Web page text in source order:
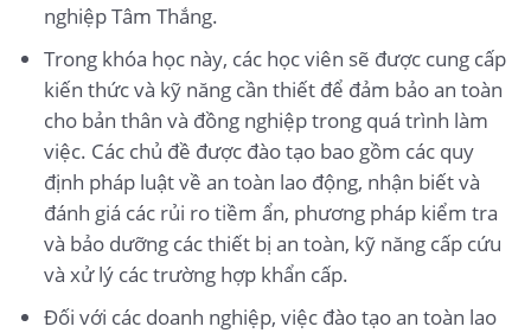
nghiệp Tâm Thắng.
Trong khóa học này, các học viên sẽ được cung cấp
kiến thức và kỹ năng cần thiết để đảm bảo an toàn
cho bản thân và đồng nghiệp trong quá trình làm
việc. Các chủ đề được đào tạo bao gồm các quy
định pháp luật về an toàn lao động, nhận biết và
đánh giá các rủi ro tiềm ẩn, phương pháp kiểm tra
và bảo dưỡng các thiết bị an toàn, kỹ năng cấp cứu
và xử lý các trường hợp khẩn cấp.
Đối với các doanh nghiệp, việc đào tạo an toàn lao